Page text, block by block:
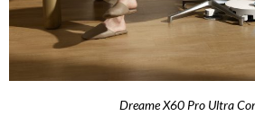
Dreame X60 Pro Ultra